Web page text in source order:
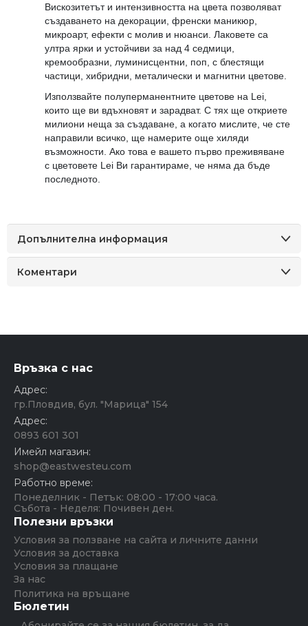
Вискозитетът и интензивността на цвета позволяват
създаването на декорации, френски маникюр,
микроарт, ефекти с молив и нюанси. Лаковете са
ултра ярки и устойчиви за над 4 седмици,
кремообразни, луминисцентни, поп, с блестящи
частици, хибридни, металически и магнитни цветове.
Използвайте полуперманентните цветове на Lei,
които ще ви вдъхновят и зарадват. С тях ще откриете
милиони неща за създаване, а когато мислите, че сте
направили всичко, ще намерите още хиляди
възможности. Ако това е вашето първо преживяване
с цветовете Lei Ви гарантирамe, че няма да бъде
последното.
Допълнителна информация
Коментари
Връзка с нас
Адрес:
гр.Пловдив, бул. "Марица" 154
Адрес:
0893 601 301
Имейл магазин:
shop@eastwesteu.com
Работно време:
Понеделник - Петък: 08:00 - 17:00 часа.
Събота - Неделя: Почивен ден.
Полезни връзки
Условия за ползване на сайта и личните данни
Условия за доставка
Условия за плащане
За нас
Политика на връщане
Бюлетин